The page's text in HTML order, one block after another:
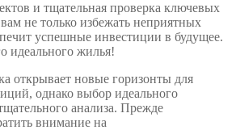
и тщательная проверка ключевых
не только избежать неприятных
успешные инвестиции в будущее.
идеального жилья!
открывает новые горизонты для
однако выбор идеального
анализа. Прежде
внимание на